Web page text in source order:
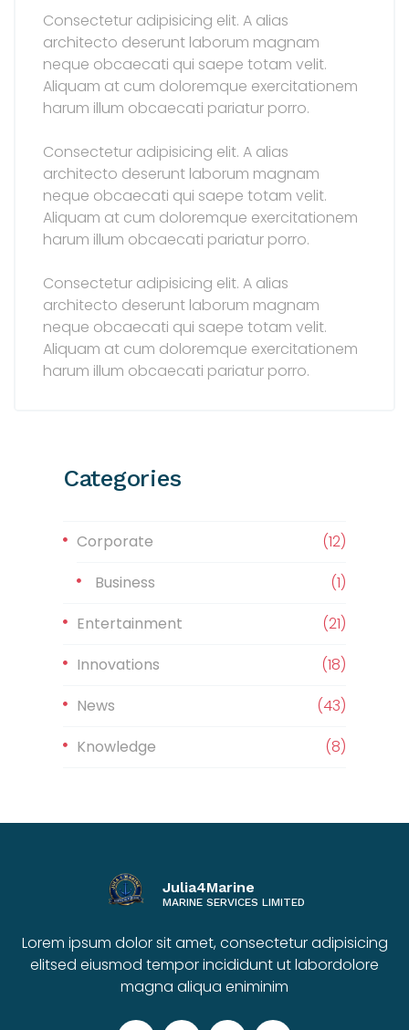
Consectetur adipisicing elit. A alias
architecto deserunt laborum magnam
neque obcaecati qui saepe totam velit.
Aliquam at cum doloremque exercitationem
harum illum obcaecati pariatur porro.
Consectetur adipisicing elit. A alias
architecto deserunt laborum magnam
neque obcaecati qui saepe totam velit.
Aliquam at cum doloremque exercitationem
harum illum obcaecati pariatur porro.
Consectetur adipisicing elit. A alias
architecto deserunt laborum magnam
neque obcaecati qui saepe totam velit.
Aliquam at cum doloremque exercitationem
harum illum obcaecati pariatur porro.
Categories
Corporate
(12)
Business
(1)
Entertainment
(21)
Innovations
(18)
News
(43)
Knowledge
(8)
Julia4Marine
MARINE SERVICES LIMITED
Lorem ipsum dolor sit amet, consectetur adipisicing
elitsed eiusmod tempor incididunt ut labordolore
magna aliqua eniminim